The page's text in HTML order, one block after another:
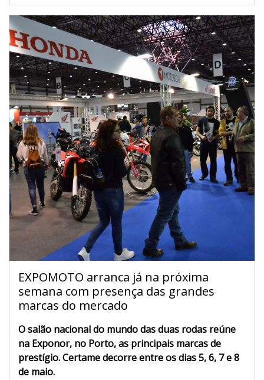
EXPOMOTO arranca já na próxima
semana com presença das grandes
marcas do mercado
O salão nacional do mundo das duas rodas reúne
na Exponor, no Porto, as principais marcas de
prestígio. Certame decorre entre os dias 5, 6, 7 e 8
de maio.